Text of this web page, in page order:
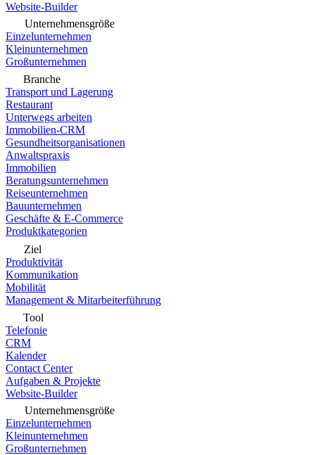
Website-Builder
Unternehmensgröße
Einzelunternehmen
Kleinunternehmen
Großunternehmen
Branche
Transport und Lagerung
Restaurant
Unterwegs arbeiten
Immobilien-CRM
Gesundheitsorganisationen
Anwaltspraxis
Immobilien
Beratungsunternehmen
Reiseunternehmen
Bauunternehmen
Geschäfte & E-Commerce
Produktkategorien
Ziel
Produktivität
Kommunikation
Mobilität
Management & Mitarbeiterführung
Tool
Telefonie
CRM
Kalender
Contact Center
Aufgaben & Projekte
Website-Builder
Unternehmensgröße
Einzelunternehmen
Kleinunternehmen
Großunternehmen